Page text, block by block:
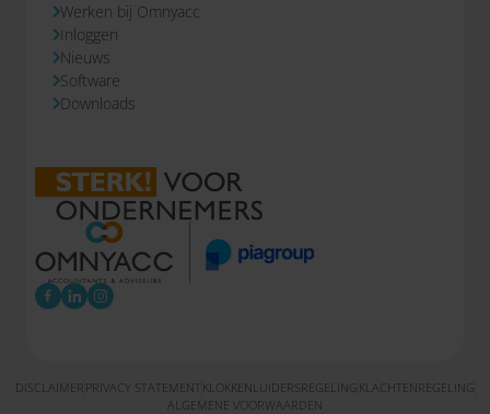
Werken bij Omnyacc
Inloggen
Nieuws
Software
Downloads
DISCLAIMER PRIVACY STATEMENT KLOKKENLUIDERSREGELING KLACHTENREGELING
ALGEMENE VOORWAARDEN